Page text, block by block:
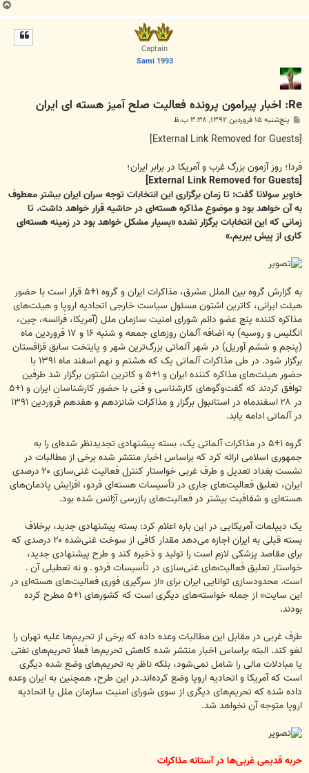
ب
ا
Captain
Sami 1993
Re: اخبار پیرامون پرونده فعالیت صلح آمیز هسته ای ایران
پ
ت
پنج‌شنبه ۱۵ فروردین ۱۳۹۲, ۳:۳۸ ب.ظ
فردا؛ روز آزمون بزرگ غرب و آمریکا در برابر ایران؛
خاویر سولانا گفت: تا زمان برگزاری این انتخابات توجه سران ایران بیشتر معطوف
به آن خواهد بود و موضوع مذاکره هسته‌ای در حاشیه قرار خواهد داشت. تا
زمانی که این انتخابات برگزار نشده «بسیار مشکل خواهد بود در زمینه هسته‌ای
کاری از پیش ببریم.»
به گزارش گروه بین الملل مشرق، مذاکرات ایران و گروه ۱+۵ قرار است با حضور
هیئت ایرانی، کاترین اشتون مسئول سیاست خارجی اتحادیه اروپا و هیئت‌های
مذاکره کننده پنج عضو دائم شورای امنیت سازمان ملل (آمریکا، فرانسه، چین،
انگلیس و روسیه) به اضافه آلمان روزهای جمعه و شنبه ۱۶ و ۱۷ فروردین ماه
(پنجم و ششم آوریل) در شهر آلماتی بزرگ‌ترین شهر و پایتخت سابق قزاقستان
برگزار شود. در طی مذاکرات آلماتی یک که هشتم و نهم اسفند ماه ۱۳۹۱ با
حضور هیئت‌های مذاکره کننده ایران و ۱+۵ و کاترین اشتون برگزار شد طرفین
توافق کردند که گفت‌وگوهای کارشناسی و فنی با حضور کارشناسان ایران و ۱+۵
در ۲۸ اسفندماه در استانبول برگزار و مذاکرات شانزدهم و هفدهم فروردین ۱۳۹۱
در آلماتی ادامه یابد.
گروه ۱+۵ در مذاکرات آلماتی یک، بسته پیشنهادی تجدیدنظر شده‌ای را به
جمهوری اسلامی ارائه کرد که براساس اخبار منتشر شده برخی از مطالبات در
نشست بغداد تعدیل و طرف غربی خواستار کنترل فعالیت غنی‌سازی ۲۰ درصدی
ایران، تعلیق فعالیت‌های جاری در تأسیسات هسته‌ای فردو، افزایش پادمان‌های
هسته‌ای و شفافیت بیشتر در فعالیت‌های بازرسی آژانس شده بود.
یک دیپلمات آمریکایی در این باره اعلام کرد: بسته پیشنهادی جدید، برخلاف
بسته قبلی به ایران اجازه می‌دهد مقدار کافی از سوخت غنی‌شده ۲۰ درصدی که
برای مقاصد پزشکی لازم است را تولید و ذخیره کند و طرح پیشنهادی جدید،
خواستار تعلیق فعالیت‌های غنی‌سازی در تأسیسات فردو ـ و نه تعطیلی آن ـ
است. محدودسازی توانایی ایران برای «از سرگیری فوری فعالیت‌های هسته‌ای در
این سایت» از جمله خواسته‌های دیگری است که کشورهای ۱+۵ مطرح کرده‌
بودند.
طرف غربی در مقابل این مطالبات وعده داده که برخی از تحریم‌ها علیه تهران را
لغو کند. البته براساس اخبار منتشر شده کاهش تحریم‌ها فعلاً تحریم‌های نفتی
یا مبادلات مالی را شامل نمی‌شود، بلکه ناظر به تحریم‌های وضع شده دیگری
است که آمریکا و اتحادیه اروپا وضع کرده‌اند.در این طرح، همچنین به ایران وعده
داده شده که تحریم‌های دیگری از سوی شورای امنیت سازمان ملل یا اتحادیه
اروپا متوجه آن نخواهد شد.
حربه قدیمی غربی‌ها در آستانه مذاکرات